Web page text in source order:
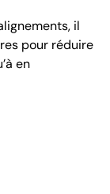
il
pour réduire
en